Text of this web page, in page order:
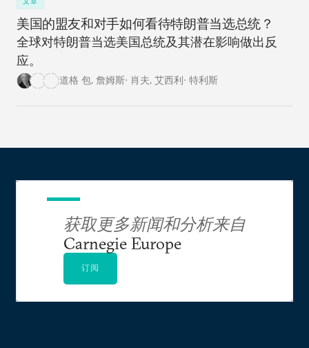
美国的盟友和对手如何看待特朗普当选总统？
全球对特朗普当选美国总统及其潜在影响做出反
应。
道格 包, 詹姆斯· 肖夫, 艾西利· 特利斯
获取更多新闻和分析来自
Carnegie Europe
订阅